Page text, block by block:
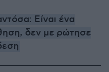
Είναι ένα
δεν με ρώτησε